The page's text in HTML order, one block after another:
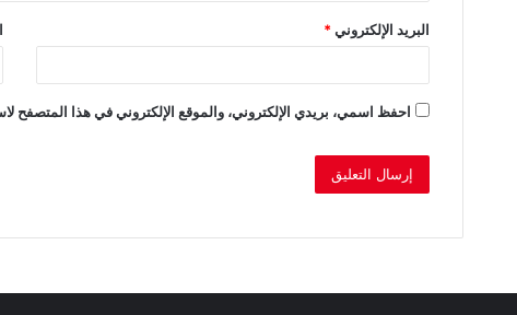
البريد الإلكتروني*
احفظ اسمي، بريدي الإلكتروني، والموقع الإلكتروني في هذا المتصفح